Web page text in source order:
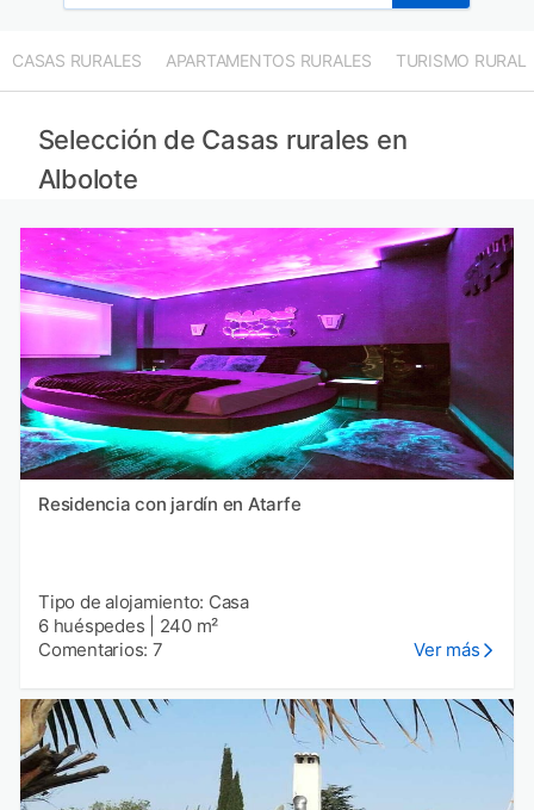
CASAS RURALES APARTAMENTOS RURALES TURISMO RURAL
Selección de Casas rurales en
Albolote
Residencia con jardín en Atarfe
Tipo de alojamiento: Casa
6 huéspedes
240 m²
Comentarios: 7
Ver más